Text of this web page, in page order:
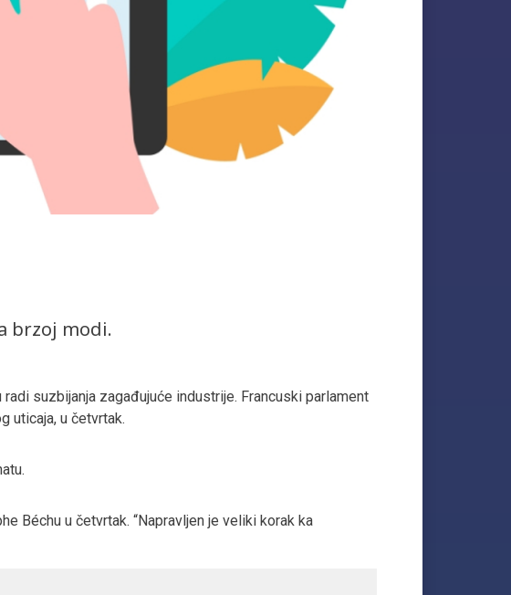
brzoj modi.
suzbijanja zagađujuće industrije. Francuski parlament
uticaja, u četvrtak.
Béchu u četvrtak. “Napravljen je veliki korak ka